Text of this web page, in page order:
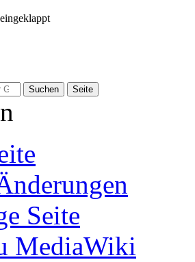
eingeklappt
Seite
MediaWiki